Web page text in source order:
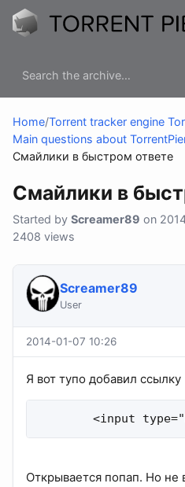
Home/Torrent tracker engine
Main questions about
Смайлики в быстром ответе
Смайлики в
Started by Screamer89 on
2408 views
Screamer89
User
2014-01-07 10:26
Я вот тупо добавил ссылку
<input
Открывается попап. Но не